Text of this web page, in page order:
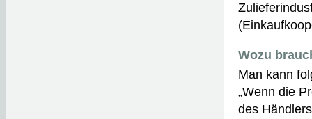
Wozu
Man kann
„Wenn die
des